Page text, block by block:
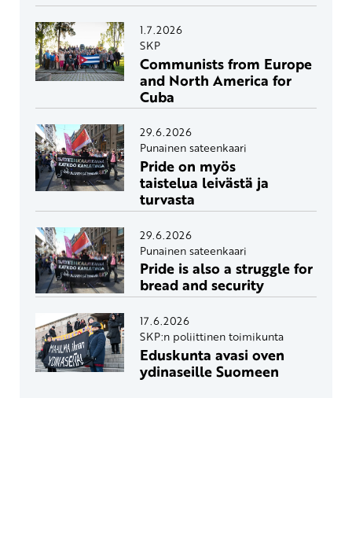
1.7.2026
SKP
Communists from Europe
and North America for
Cuba
29.6.2026
Punainen sateenkaari
Pride on myös
taistelua leivästä ja
turvasta
29.6.2026
Punainen sateenkaari
Pride is also a struggle for
bread and security
17.6.2026
SKP:n poliittinen toimikunta
Eduskunta avasi oven
ydinaseille Suomeen